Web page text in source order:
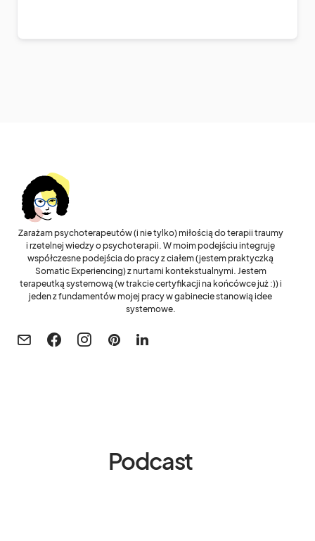
Zarażam psychoterapeutów (i nie tylko) miłością do terapii traumy
i rzetelnej wiedzy o psychoterapii. W moim podejściu integruję
współczesne podejścia do pracy z ciałem (jestem praktyczką
Somatic Experiencing) z nurtami kontekstualnymi. Jestem
terapeutką systemową (w trakcie certyfikacji na końcówce już :)) i
jeden z fundamentów mojej pracy w gabinecie stanowią idee
systemowe.
Podcast